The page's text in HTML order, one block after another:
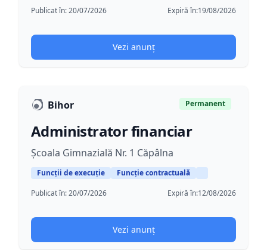
Publicat în:20/07/2026 Expiră în:19/08/2026
Vezi anunț
Bihor Permanent
Administrator financiar
Școala Gimnazială Nr. 1 Căpâlna
Funcții de execuție
Funcție contractuală
Publicat în:20/07/2026 Expiră în:12/08/2026
Vezi anunț